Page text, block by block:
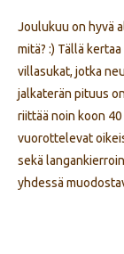
Joulukuu on hyvä
mitä? :) Tällä
villasukat, jotka
jalkaterän pituus
riittää noin koon
vuorottelevat
sekä
yhdessä